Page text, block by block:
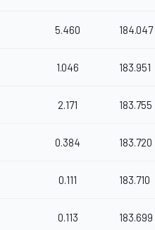
5.460 184.047
1.046 183.951
2.171 183.755
0.384 183.720
0.111 183.710
0.113 183.699